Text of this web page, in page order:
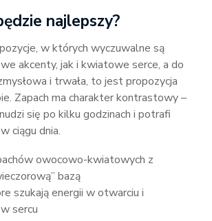
najlepszy?
w których wyczuwalne są
akcenty, jak i kwiatowe serce, a do
i trwała, to jest propozycja
Zapach ma charakter kontrastowy –
się po kilku godzinach i potrafi
ciągu dnia.
owocowo-kwiatowych z
bazą
szukają energii w otwarciu i
sercu